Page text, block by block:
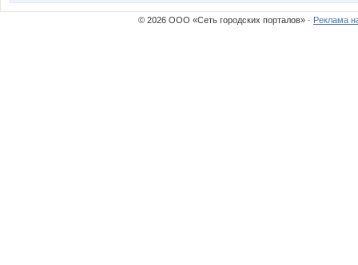
© 2026 ООО «Сеть городских порталов» · Реклама